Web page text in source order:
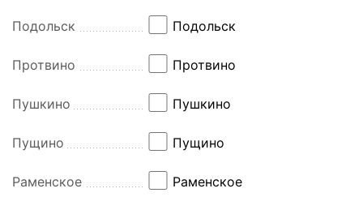
Подольск Подольск
Протвино Протвино
Пушкино Пушкино
Пущино Пущино
Раменское Раменское